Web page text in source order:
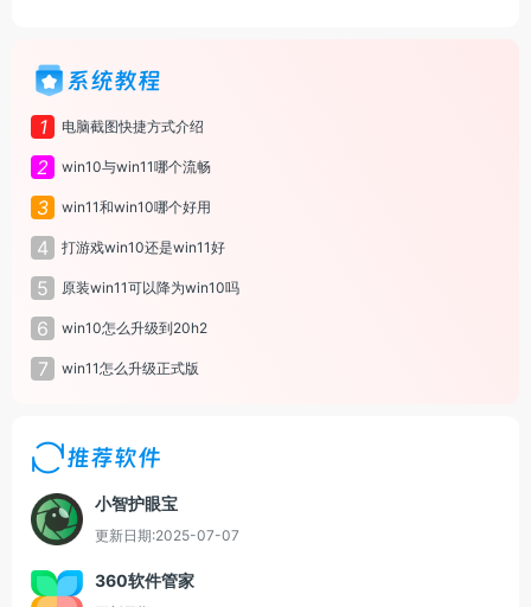
系统教程
1 电脑截图快捷方式介绍
2 win10与win11哪个流畅
3 win11和win10哪个好用
4 打游戏win10还是win11好
5 原装win11可以降为win10吗
6 win10怎么升级到20h2
7 win11怎么升级正式版
推荐软件
小智护眼宝
更新日期:2025-07-07
360软件管家